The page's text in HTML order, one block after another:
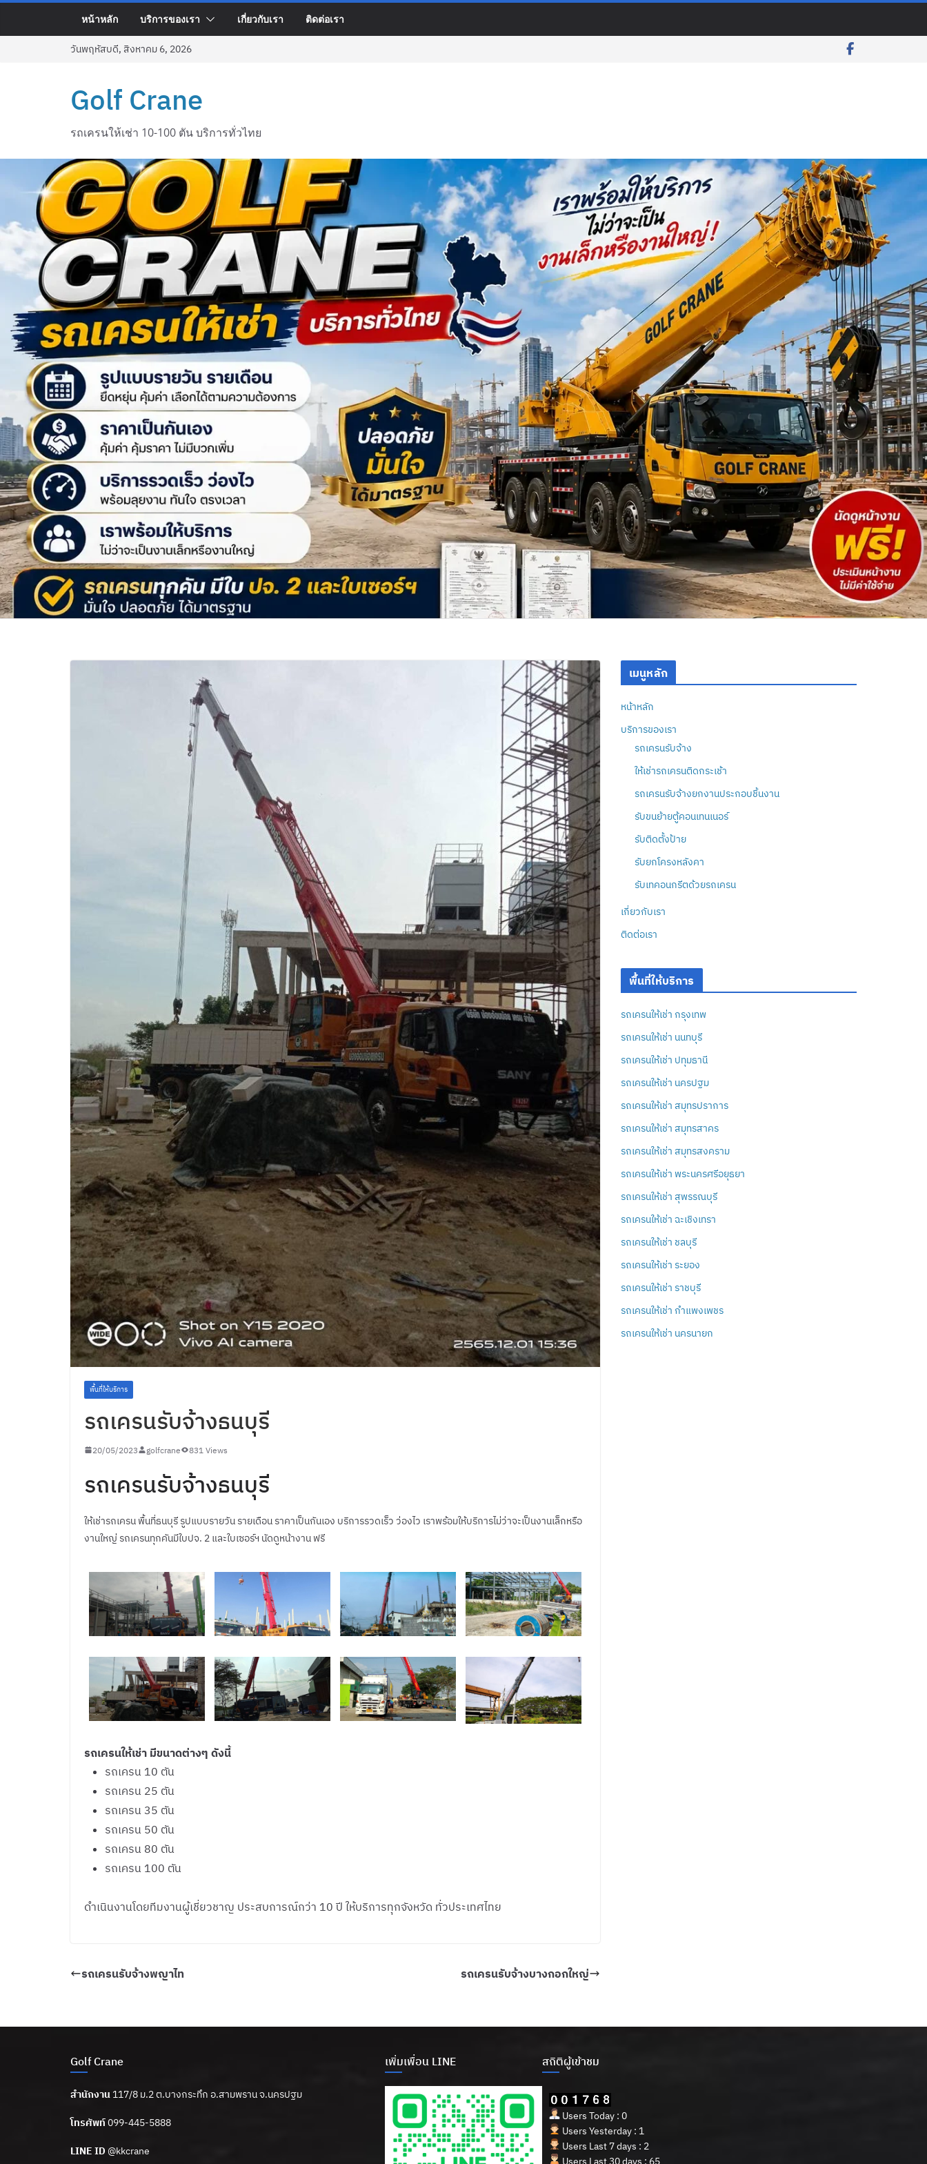
หน้าหลัก บริการของเรา เกี่ยวกับเรา ติดต่อเรา
วันพฤหัสบดี, สิงหาคม 6, 2026
Golf Crane
รถเครนให้เช่า 10-100 ตัน บริการทั่วไทย
พื้นที่ให้บริการ
รถเครนรับจ้างธนบุรี
20/05/2023 golfcrane 831 Views
รถเครนรับจ้างธนบุรี
ให้เช่ารถเครน พื้นที่ธนบุรี รูปแบบรายวัน รายเดือน ราคาเป็นกันเอง บริการรวดเร็ว ว่องไว เราพร้อมให้บริการไม่ว่าจะเป็นงานเล็กหรือ
งานใหญ่ รถเครนทุกคันมีใบปจ. 2 และใบเซอร์ฯ นัดดูหน้างาน ฟรี
รถเครนให้เช่า มีขนาดต่างๆ ดังนี้
รถเครน 10 ตัน
รถเครน 25 ตัน
รถเครน 35 ตัน
รถเครน 50 ตัน
รถเครน 80 ตัน
รถเครน 100 ตัน
ดำเนินงานโดยทีมงานผู้เชี่ยวชาญ ประสบการณ์กว่า 10 ปี ให้บริการทุกจังหวัด ทั่วประเทศไทย
รถเครนรับจ้างพญาไท รถเครนรับจ้างบางกอกใหญ่
เมนูหลัก
หน้าหลัก
บริการของเรา
รถเครนรับจ้าง
ให้เช่ารถเครนติดกระเช้า
รถเครนรับจ้างยกงานประกอบชิ้นงาน
รับขนย้ายตู้คอนเทนเนอร์
รับติดตั้งป้าย
รับยกโครงหลังคา
รับเทคอนกรีตด้วยรถเครน
เกี่ยวกับเรา
ติดต่อเรา
พื้นที่ให้บริการ
รถเครนให้เช่า กรุงเทพ
รถเครนให้เช่า นนทบุรี
รถเครนให้เช่า ปทุมธานี
รถเครนให้เช่า นครปฐม
รถเครนให้เช่า สมุทรปราการ
รถเครนให้เช่า สมุทรสาคร
รถเครนให้เช่า สมุทรสงคราม
รถเครนให้เช่า พระนครศรีอยุธยา
รถเครนให้เช่า สุพรรณบุรี
รถเครนให้เช่า ฉะเชิงเทรา
รถเครนให้เช่า ชลบุรี
รถเครนให้เช่า ระยอง
รถเครนให้เช่า ราชบุรี
รถเครนให้เช่า กำแพงเพชร
รถเครนให้เช่า นครนายก
Golf Crane
สำนักงาน 117/8 ม.2 ต.บางกระทึก อ.สามพราน จ.นครปฐม
โทรศัพท์099-445-5888
LINE ID @kkcrane
เพิ่มเพื่อน LINE สถิติผู้เข้าชม
Users Today : 0
Users Yesterday : 1
Users Last 7 days : 2
Users Last 30 days : 65